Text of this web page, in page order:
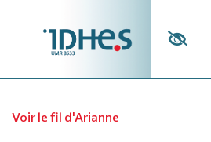
Voir le fil d'Arianne